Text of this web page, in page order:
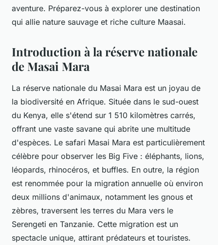
aventure. Préparez-vous à explorer une destination
qui allie nature sauvage et riche culture Maasai.
Introduction à la réserve nationale
de Masai Mara
La réserve nationale du Masai Mara est un joyau de
la biodiversité en Afrique. Située dans le sud-ouest
du Kenya, elle s'étend sur 1 510 kilomètres carrés,
offrant une vaste savane qui abrite une multitude
d'espèces. Le safari Masai Mara est particulièrement
célèbre pour observer les Big Five : éléphants, lions,
léopards, rhinocéros, et buffles. En outre, la région
est renommée pour la migration annuelle où environ
deux millions d'animaux, notamment les gnous et
zèbres, traversent les terres du Mara vers le
Serengeti en Tanzanie. Cette migration est un
spectacle unique, attirant prédateurs et touristes.